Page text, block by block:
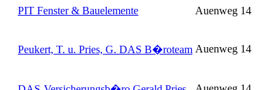
PIT Fenster & Bauelemente Auenweg 14
Peukert, T. u. Pries, G. DAS B�roteam Auenweg 14